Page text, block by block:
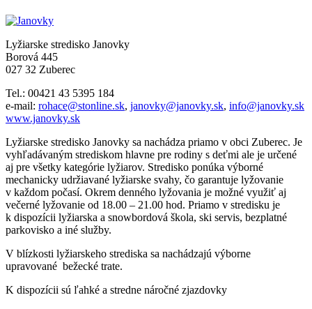
Lyžiarske stredisko Janovky
Borová 445
027 32 Zuberec
Tel.: 00421 43 5395 184
e-mail: rohace@stonline.sk, janovky@janovky.sk, info@janovky.sk
www.janovky.sk
Lyžiarske stredisko Janovky sa nachádza priamo v obci Zuberec. Je
vyhľadávaným strediskom hlavne pre rodiny s deťmi ale je určené
aj pre všetky kategórie lyžiarov. Stredisko ponúka výborné
mechanicky udržiavané lyžiarske svahy, čo garantuje lyžovanie
v každom počasí. Okrem denného lyžovania je možné využiť aj
večerné lyžovanie od 18.00 – 21.00 hod. Priamo v stredisku je
k dispozícii lyžiarska a snowbordová škola, ski servis, bezplatné
parkovisko a iné služby.
V blízkosti lyžiarskeho strediska sa nachádzajú výborne
upravované bežecké trate.
K dispozícii sú ľahké a stredne náročné zjazdovky